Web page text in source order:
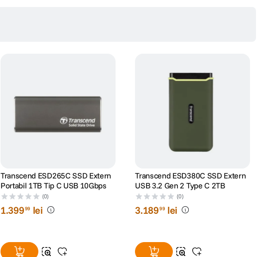
Transcend ESD265C SSD Extern
Portabil 1TB Tip C USB 10Gbps
(0)
1.39999 lei
Transcend ESD380C SSD Extern
USB 3.2 Gen 2 Type C 2TB
(0)
3.18999 lei